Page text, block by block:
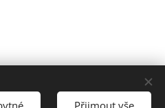
Přijmout vše